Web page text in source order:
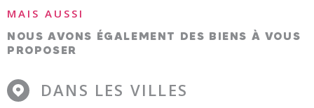
MAIS AUSSI
NOUS AVONS ÉGALEMENT DES BIENS À VOUS
PROPOSER
DANS LES VILLES